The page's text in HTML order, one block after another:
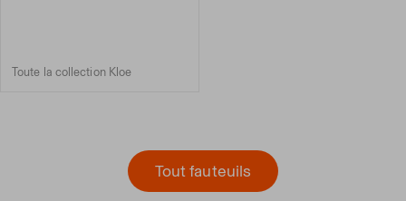
Toute la collection Kloe
Tout fauteuils